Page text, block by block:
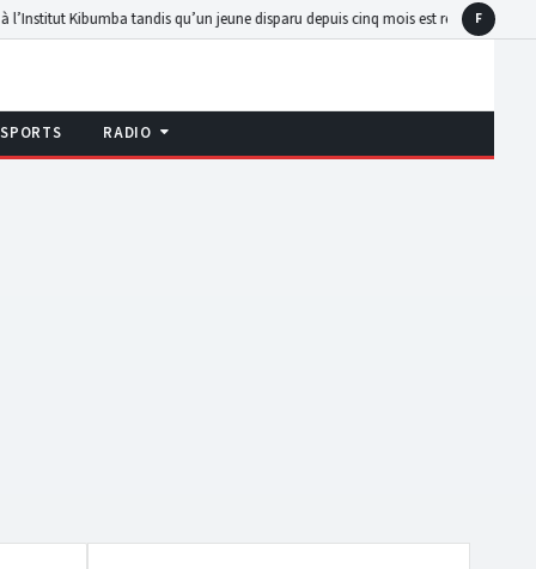
tandis qu’un jeune disparu depuis cinq mois est retrouvé en détention
F
SPORTS RADIO